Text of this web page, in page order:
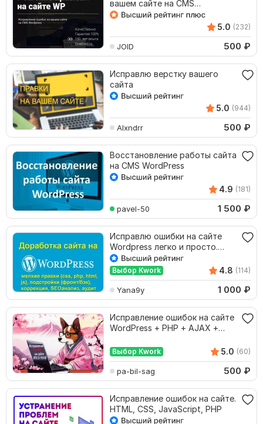
вашем сайте на CMS
Wordpress
5.0 (232)
JOID 500 ₽
Исправлю верстку вашего
сайта
5.0 (944)
Alxndrr 500 ₽
Восстановление работы сайта
на CMS WordPress
4.9 (181)
pavel-50 1 500 ₽
Исправлю ошибки на сайте
Wordpress легко и просто.
Сделаю со знаком качества
Выбор Kwork 4.8 (114)
Yana9y 1 000 ₽
Исправление ошибок на сайте
WordPress + PHP + AJAX +
Выбор Kwork 5.0 (60)
pa-bil-sag 500 ₽
Исправление ошибок на сайте.
HTML, CSS, JavaScript, PHP